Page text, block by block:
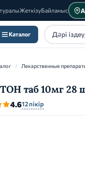
ЖеткізуБайланыс
Каталог
/ Лекарственные
таб 10мг 28
4.612 пікір